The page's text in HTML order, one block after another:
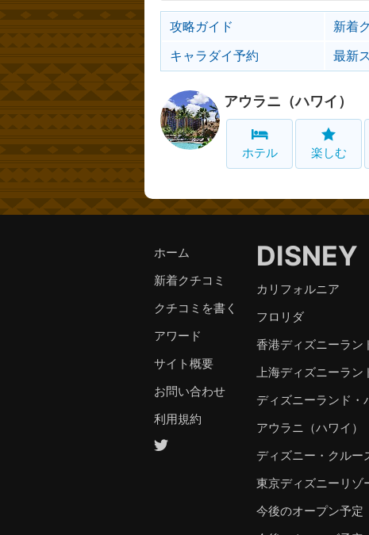
攻略ガイド 新着
キャラダイ予約
最新
アウラニ（ハワイ）
ホテル 楽しむ
ホーム
新着クチコミ
クチコミを書く
アワード
サイト概要
お問い合わせ
利用規約
DISNEY
カリフォルニア
フロリダ
香港ディズニーラン
上海ディズニーラン
ディズニーランド・
アウラニ（ハワイ）
ディズニー・クルー
東京ディズニーリゾ
今後のオープン予定